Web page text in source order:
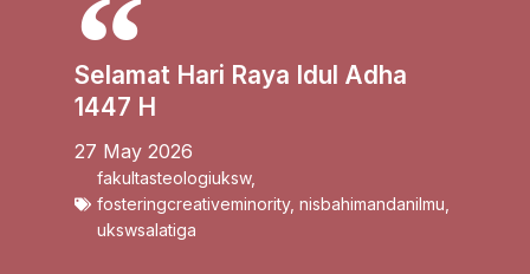
Selamat Hari Raya Idul Adha
1447 H
27 May 2026
fakultasteologiuksw,
fosteringcreativeminority, nisbahimandanilmu
ukswsalatiga